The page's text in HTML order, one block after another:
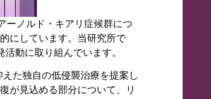
ーノルド・キアリ症候群につ
にしています。当研究所で
動に取り組んでいます。
た独自の低侵襲治療を提案し
が見込める部分について、リ